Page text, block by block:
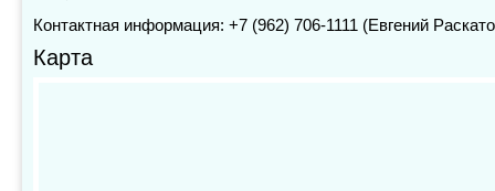
Контактная информация: +7 (962) 706-1111 (Евгений
Карта